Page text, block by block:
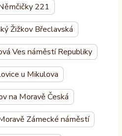
221
Žižkov Břeclavská
Ves náměstí Republiky
u Mikulova
na Moravě Česká
Zámecké náměstí